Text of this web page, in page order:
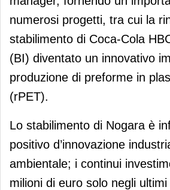
numerosi progetti, tra cui la
stabilimento di Coca-Cola
(BI) diventato un innovativo
produzione di preforme in
(rPET).
Lo stabilimento di Nogara è
positivo d’innovazione
ambientale; i continui
milioni di euro solo negli